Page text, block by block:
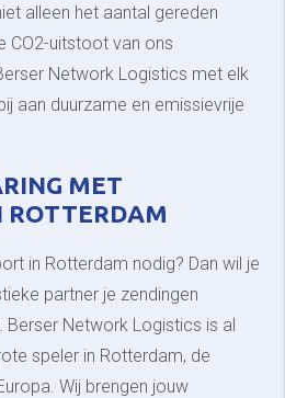
alleen het aantal gereden
CO2-uitstoot van ons
Network Logistics met elk
aan duurzame en emissievrije
MET
ROTTERDAM
in Rotterdam nodig? Dan wil je
partner je zendingen
Network Logistics is al
speler in Rotterdam, de
Wij brengen jouw